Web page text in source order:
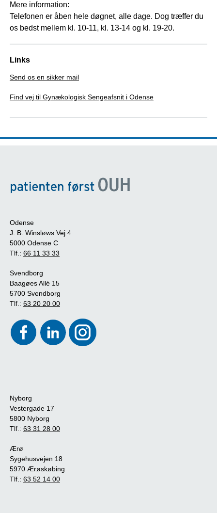
Links
Send os en sikker mail
Find vej til Gynækologisk Sengeafsnit i Odense
Mere information:
Telefonen er åben hele døgnet, alle dage. Dog træffer du
os bedst mellem kl. 10-11, kl. 13-14 og kl. 19-20.
Odense
J. B. Winsløws Vej 4
5000 Odense C
Tlf.: 66 11 33 33
Svendborg
Baagøes Allé 15
5700 Svendborg
Tlf.: 63 20 20 00
Nyborg
Vestergade 17
5800 Nyborg
Tlf.: 63 31 28 00
Ærø
Sygehusvejen 18
5970 Ærøskøbing
Tlf.: 63 52 14 00